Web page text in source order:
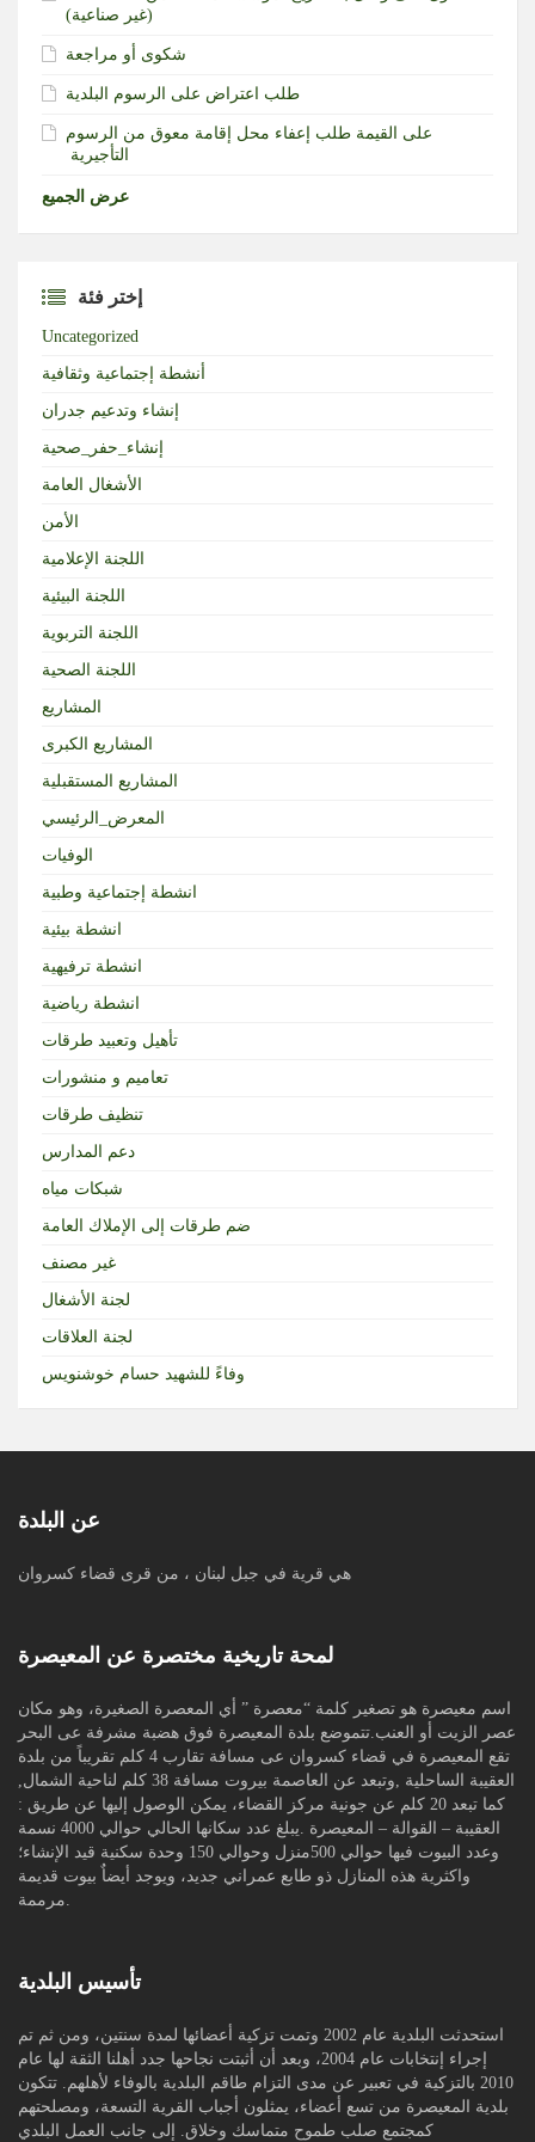
(غير صناعية)‏
شكوى أو مراجعة
طلب اعتراض على الرسوم البلدية
طلب إعفاء محل إقامة معوق من الرسوم‎ ‎على القيمة
التأجيرية ‏
عرض الجميع
إختر فئة
Uncategorized
أنشطة إجتماعية وثقافية
إنشاء وتدعيم جدران
إنشاء_حفر_صحية
الأشغال العامة
الأمن
اللجنة الإعلامية
اللجنة البيئية
اللجنة التربوية
اللجنة الصحية
المشاريع
المشاريع الكبرى
المشاريع المستقبلية
المعرض_الرئيسي
الوفيات
انشطة إجتماعية وطبية
انشطة بيئية
انشطة ترفيهية
انشطة رياضية
تأهيل وتعبيد طرقات
تعاميم و منشورات
تنظيف طرقات
دعم المدارس
شبكات مياه
ضم طرقات إلى الإملاك العامة
غير مصنف
لجنة الأشغال
لجنة العلاقات
وفاءً للشهيد حسام خوشنويس
عن البلدة
هي قرية في جبل لبنان ، من قرى قضاء كسروان
لمحة تاريخية مختصرة عن المعيصرة
اسم معيصرة هو تصغير كلمة “معصرة ” أي المعصرة الصغيرة، وهو مكان
عصر الزيت أو العنب.تتموضع بلدة المعيصرة فوق هضبة مشرفة عى البحر
تقع المعيصرة في قضاء كسروان عى مسافة تقارب 4 كلم تقريباً من بلدة
العقيبة الساحلية ,وتبعد عن العاصمة بيروت مسافة 38 كلم لناحية الشمال,
كما تبعد 20 كلم عن جونية مركز القضاء، يمكن الوصول إليها عن طريق :
العقيبة – القوالة – المعيصرة .يبلغ عدد سكانها الحالي حوالي 4000 نسمة
وعدد البيوت فيها حوالي 500منزل وحوالي 150 وحدة سكنية قيد الإنشاء؛
واكثرية هذه المنازل ذو طابع عمراني جديد، ويوجد أيضاٌ بيوت قديمة
تأسيس البلدية
استحدثت البلدية عام 2002 وتمت تزكية أعضائها لمدة سنتين، ومن ثم تم
إجراء إنتخابات عام 2004، وبعد أن أثبتت نجاحها جدد أهلنا الثقة لها عام
2010 بالتزكية في تعبير عن مدى التزام طاقم البلدية بالوفاء لأهلهم. تتكون
بلدية المعيصرة من تسع أعضاء، يمثلون أجباب القرية التسعة، ومصلحتهم
كمجتمع صلب طموح متماسك وخلاق. إلى جانب العمل البلدي